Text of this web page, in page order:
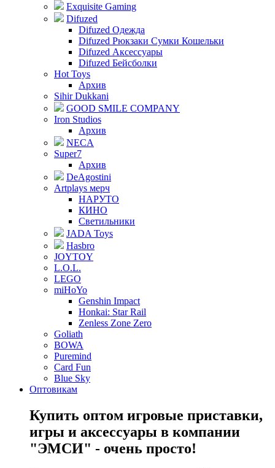
Exquisite Gaming
Difuzed
Difuzed Одежда
Difuzed Рюкзаки Сумки Кошельки
Difuzed Аксессуары
Difuzed Бейсболки
Hot Toys
Архив
Sihir Dukkani
GOOD SMILE COMPANY
Iron Studios
Архив
NECA
Super7
Архив
DeAgostini
Artplays мерч
НАРУТО
КИНО
Светильники
JADA Toys
Hasbro
JOYTOY
L.O.L.
LEGO
miHoYo
Genshin Impact
Honkai: Star Rail
Zenless Zone Zero
Goliath
BOWA
Puremind
Card Fun
Blue Sky
Оптовикам
Купить оптом игровые приставки,
игры и аксессуары в компании
"ЭМСИ" - очень просто!